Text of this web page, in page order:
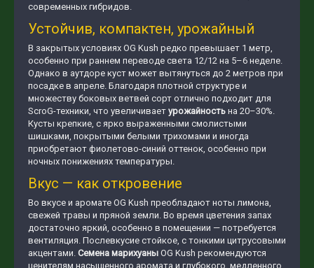
современных гибридов.
Устойчив, компактен, урожайный
В закрытых условиях OG Kush редко превышает 1 метр,
особенно при раннем переводе света 12/12 на 5–6 неделе.
Однако в аутдоре куст может вытянуться до 2 метров при
посадке в апреле. Благодаря плотной структуре и
множеству боковых ветвей сорт отлично подходит для
ScroG-техники, что увеличивает урожайность на 20–30%.
Кусты крепкие, с ярко выраженными смолистыми
шишками, покрытыми белыми трихомами и иногда
приобретают фиолетово-синий оттенок, особенно при
ночных понижениях температуры.
Вкус — как откровение
Во вкусе и аромате OG Kush преобладают ноты лимона,
свежей травы и пряной земли. Во время цветения запах
достаточно яркий, особенно в помещении — потребуется
вентиляция. Послевкусие стойкое, с тонкими цитрусовыми
акцентами. Семена марихуаны OG Kush рекомендуются
ценителям насыщенного аромата и глубокого, медленного